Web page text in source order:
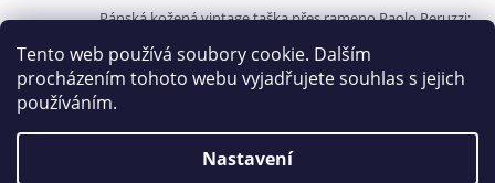
Tento web používá soubory cookie. Dalším
procházením tohoto webu vyjadřujete souhlas s jejich
používáním.
Nastavení
Pánská kožená vintage taška přes rameno Paolo Peruzzi;
3 100 Kč
Vytvořil Shoptet